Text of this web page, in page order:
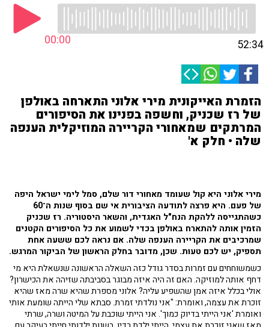
00:00 52:34
הזמרת האייקונית מירי אלוני התארחה באולפן
של רז שכניק, וחשפה בפנינו את הסיפורים
המרתקים שמאחורי הקריירה המוזיקלית הענפה
שלה • חלק א'
מירי אלוני היא קול שעומד מאחורי דור שלם, סמל לימי ישראל היפה
של פעם. היא פרצה לתודעה הציבורית אי שם בסוף שנות ה־60
כשהתגייסה ללהקת הנח"ל האגדית, והשאר היסטוריה. רז שכניק
הזמין אותה להתארח באולפן בכדי לשמוע את כל הסיפורים הקטנים
שמרכיבים את הקריירה הענפה שלה. אם נראה לכם ששעה אחת
תספיק, יש לכם טעות. שכן, מדובר בחלק הראשון של הביקור המרגש.
כשמשוחחים עם זמרות בסדר גודל כזה השאלה הראשונה שנשאלת היא מי
דחף אותה למוזיקה. האם זה היה איזה מבוגר בסביבתה שזיהה את הכישרון?
אולי בכלל איזה אמן שהשפיע עליה? אלוני מספרת שהיא שרה מאז שהיא
זוכרת את עצמה, ואומרת: "אני נולדתי זמרת. סבתא שלי הייתה שומעת אותי
ואומרת 'אני הייתי בדיוק כמוך'. אני הייתי שוכבת על המיטה ושרה, שרתי